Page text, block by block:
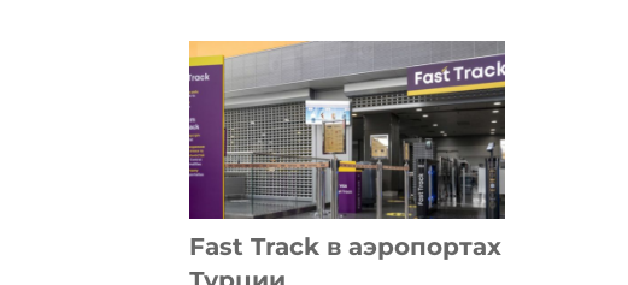
Fast Track в аэропортах